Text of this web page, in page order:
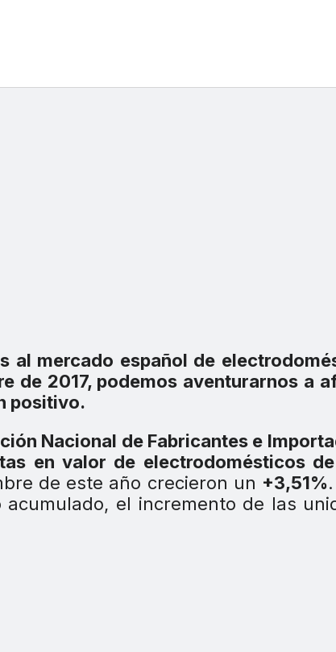
al mercado español de
de 2017, podemos aventurarnos a
positivo.
Nacional de Fabricantes e
en valor de electrodomésticos
de este año crecieron un +3,51%
el incremento de las